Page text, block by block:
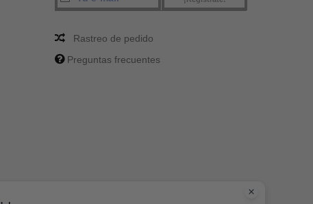
Rastreo de pedido
Preguntas frecuentes